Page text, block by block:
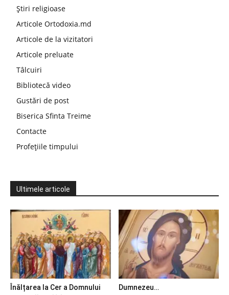
Știri religioase
Articole Ortodoxia.md
Articole de la vizitatori
Articole preluate
Tâlcuiri
Bibliotecă video
Gustări de post
Biserica Sfinta Treime
Contacte
Profețiile timpului
Ultimele articole
Înălțarea la Cer a Domnului
Dumnezeu…